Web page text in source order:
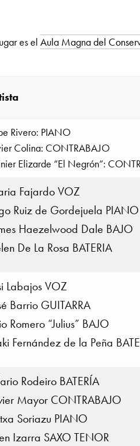
es el Aula Magna del
Rivero: PIANO
Colina: CONTRABAJO
Elizarde “El Negrón”:
Fajardo VOZ
Ruiz de Gordejuela PIANO
Haezelwood Dale BAJO
De La Rosa BATERIA
Labajos VOZ
Barrio GUITARRA
Romero “Julius” BAJO
Fernández de la Peña
Rodeiro BATERÍA
Mayor CONTRABAJO
Soriazu PIANO
Izarra SAXO TENOR